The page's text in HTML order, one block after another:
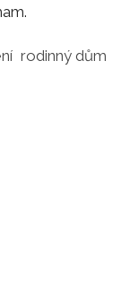
rodinný dům